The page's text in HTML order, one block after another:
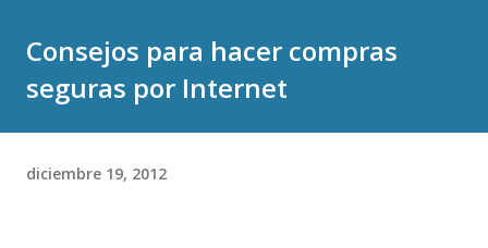
Consejos para hacer compras
seguras por Internet
diciembre 19, 2012